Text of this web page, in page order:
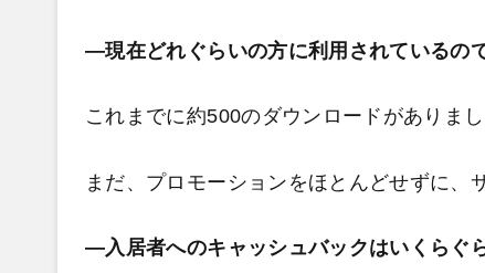
―現在どれぐらいの方に利用されているの
これまでに約500のダウンロードがありまし
まだ、プロモーションをほとんどせずに、
―入居者へのキャッシュバックはいくらぐ